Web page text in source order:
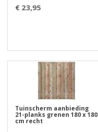
€ 23,95
Tuinscherm aanbieding
21-planks grenen 180 x 180
cm recht